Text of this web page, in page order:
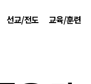
선교/전도 교육/훈련